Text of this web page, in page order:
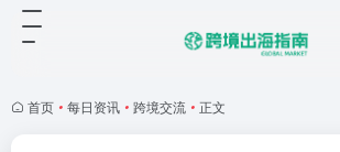
首页 • 每日资讯 • 跨境交流 • 正文